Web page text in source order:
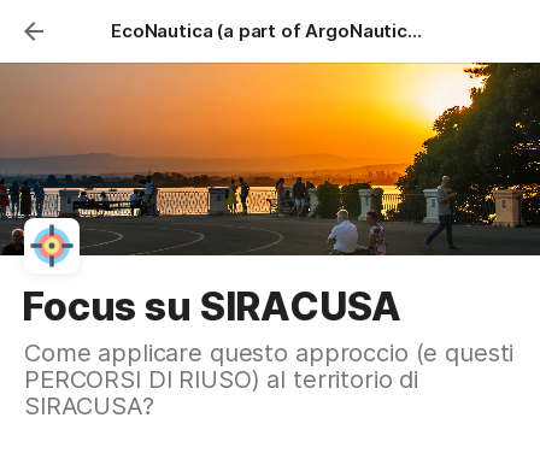
EcoNautica (a part of ArgoNauticaMente)
Focus su SIRACUSA
Come applicare questo approccio (e questi
PERCORSI DI RIUSO) al territorio di
SIRACUSA?